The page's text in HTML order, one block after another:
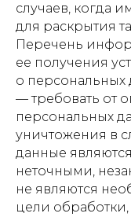
случаев, когда
для раскрытия
Перечень
ее получения
о персональных
— требовать от
персональных
уничтожения в
данные
неточными,
не являются
цели